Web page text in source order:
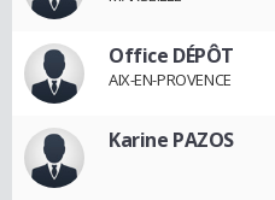
Office DÉPÔT
AIX-EN-PROVENCE
Karine PAZOS